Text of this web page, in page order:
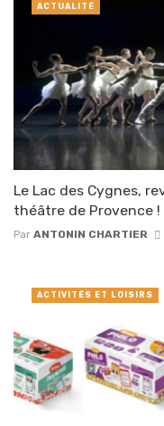
Le Lac des Cygnes,
théâtre de Provence !
Par ANTONIN CHARTIER
ACTUALITÉ
ACTIVITÉS ET LOISIRS